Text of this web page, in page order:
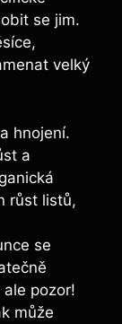
se jim.
velký
hnojení.
a
růst listů,
se
pozor!
může